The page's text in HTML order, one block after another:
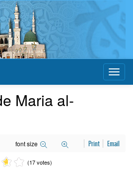
Maria al-
font size Print Email
(17 votes)